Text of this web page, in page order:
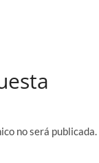
no será publicada.